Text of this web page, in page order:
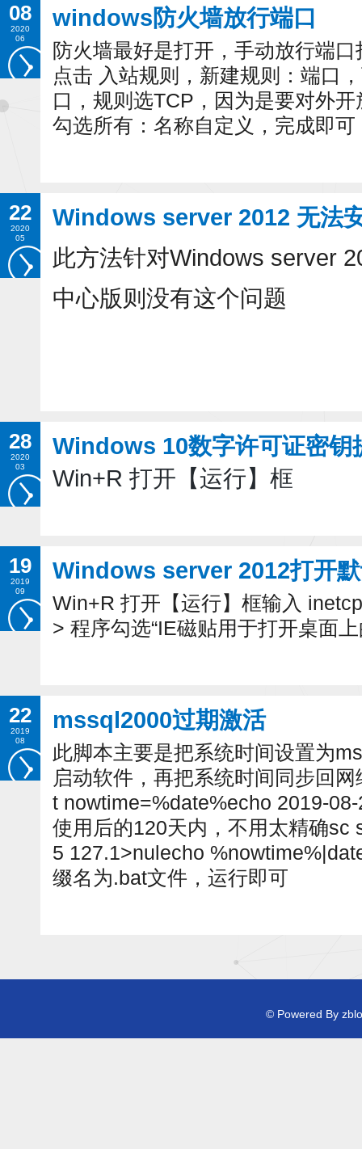
08
2020
06
windows防火墙放行端口
防火墙最好是打开，手动放行端
点击 入站规则，新建规则：端口
口，规则选TCP，因为是要对外
勾选所有：名称自定义，完成即可
22
2020
05
Windows server 2012 无法
此方法针对Windows server
中心版则没有这个问题
28
2020
03
Windows 10数字许可证密钥
Win+R 打开【运行】框
19
2019
09
Windows server 2012打开
Win+R 打开【运行】框输入
> 程序勾选“IE磁贴用于打开桌面
22
2019
08
mssql2000过期激活
此脚本主要是把系统时间设置为
启动软件，再把系统时间同步回
t nowtime=%date%echo 2019-
使用后的120天内，不用太精确sc
5 127.1>nulecho
缀名为.bat文件，运行即可
© Powered By